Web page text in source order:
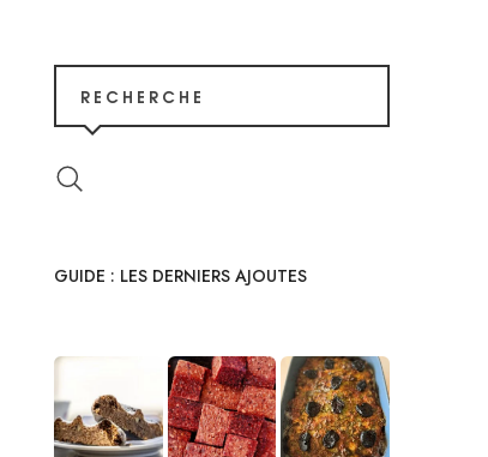
RECHERCHE
GUIDE : LES DERNIERS AJOUTES